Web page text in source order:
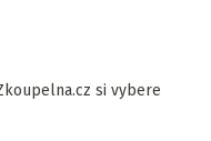
si vybere